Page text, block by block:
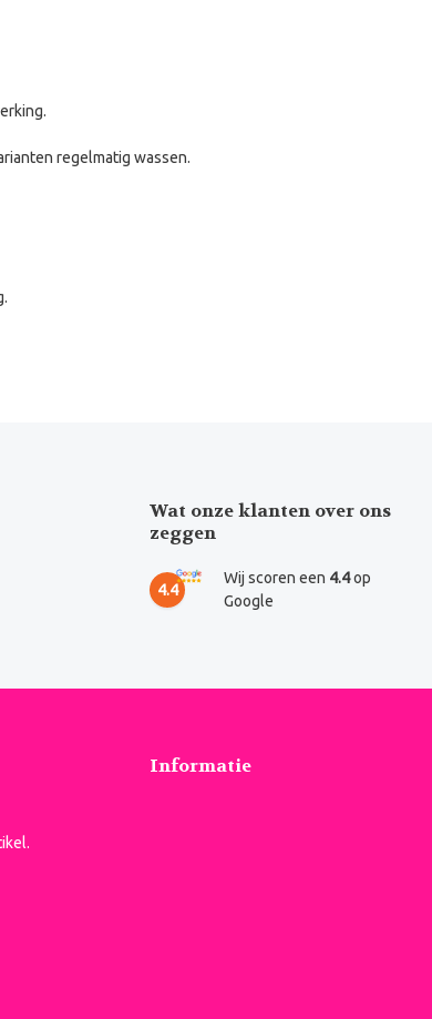
regelmatig wassen.
Wat onze klanten over ons
zeggen
4.4
Wij scoren een 4.4op
Google
Informatie